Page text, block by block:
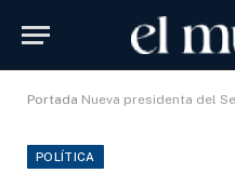
Portada Nueva presidenta del
POLÍTICA